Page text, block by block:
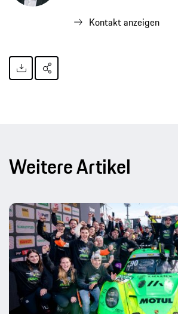
Kontakt anzeigen
Weitere Artikel